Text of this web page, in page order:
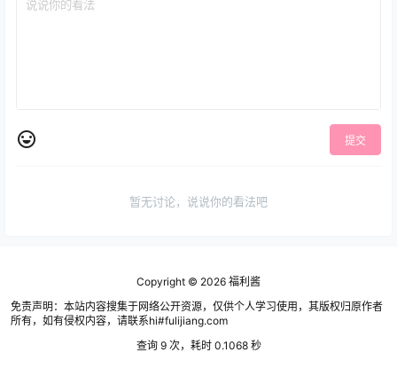
提交
暂无讨论，说说你的看法吧
Copyright © 2026 福利酱
免责声明：本站内容搜集于网络公开资源，仅供个人学习使用，其版权归原作者
所有，如有侵权内容，请联系hi#fulijiang.com
查询 9 次，耗时 0.1068 秒